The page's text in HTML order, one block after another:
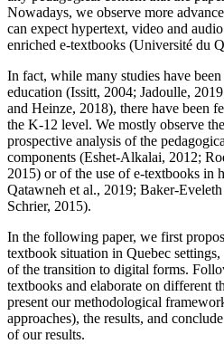
Nowadays, we observe more
can expect hypertext, video and
enriched e-textbooks (Université du
In fact, while many studies have
education (Issitt, 2004; Jadoulle,
and Heinze, 2018), there have been
the K-12 level. We mostly observe
prospective analysis of the
components (Eshet-Alkalai, 2012;
2015) or of the use of e-textbooks in
Qatawneh et al., 2019; Baker-
Schrier, 2015).
In the following paper, we first
textbook situation in Quebec
of the transition to digital forms.
textbooks and elaborate on different
present our methodological
approaches), the results, and
of our results.